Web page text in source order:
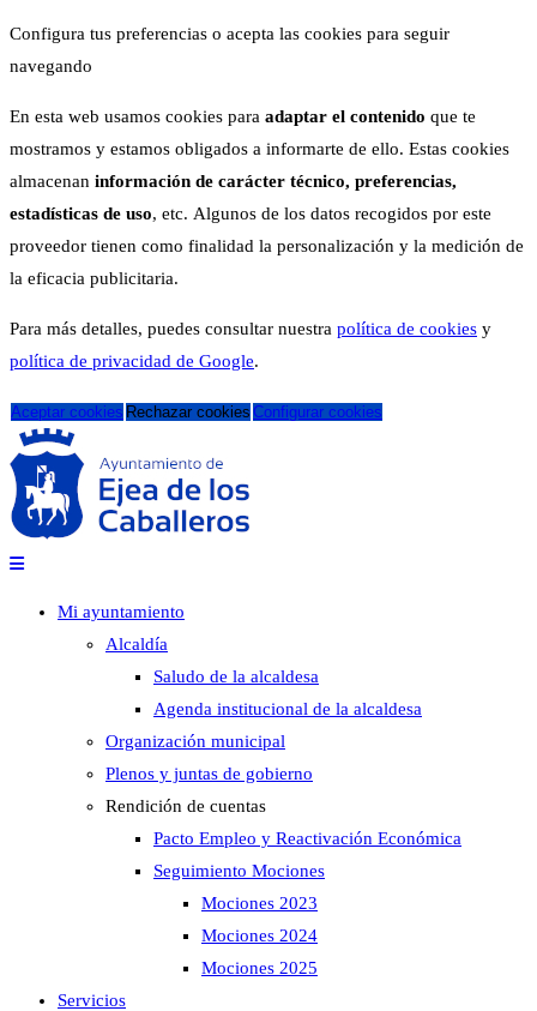
Configura tus preferencias o acepta las cookies para seguir
navegando
En esta web usamos cookies para adaptar el contenido que te
mostramos y estamos obligados a informarte de ello. Estas cookies
almacenan información de carácter técnico, preferencias,
estadísticas de uso, etc. Algunos de los datos recogidos por este
proveedor tienen como finalidad la personalización y la medición de
la eficacia publicitaria.
Para más detalles, puedes consultar nuestra política de cookies y
política de privacidad de Google.
Aceptar cookies Rechazar cookies Configurar cookies
Mi ayuntamiento
Alcaldía
Saludo de la alcaldesa
Agenda institucional de la alcaldesa
Organización municipal
Plenos y juntas de gobierno
Rendición de cuentas
Pacto Empleo y Reactivación Económica
Seguimiento Mociones
Mociones 2023
Mociones 2024
Mociones 2025
Servicios